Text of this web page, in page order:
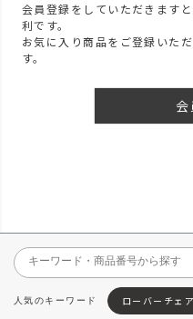
会員登録をしていただきます
利です。
お気に入り商品をご登録いた
す。
ローバーチェア